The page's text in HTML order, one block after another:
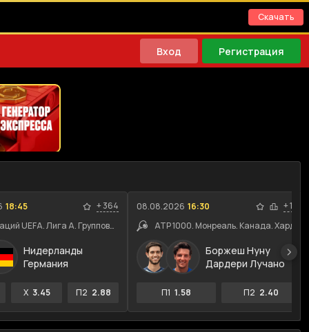
Скачать
Вход Регистрация
18:45 +364
Лига наций UEFA. Лига A. Групповой этап
Нидерланды
Германия
X 3.45 П2 2.88
08.08.2026 16:30 +114
ATP 1000. Монреаль. Канада. Хард
Боржеш Нуну
Дардери Лучано
П1 1.58 П2 2.40